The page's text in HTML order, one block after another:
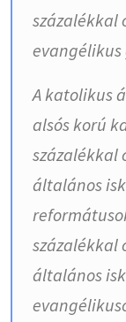
százalékkal
evangélikus
A katolikus
alsós korú
százalékkal
általános
százalékkal
általános